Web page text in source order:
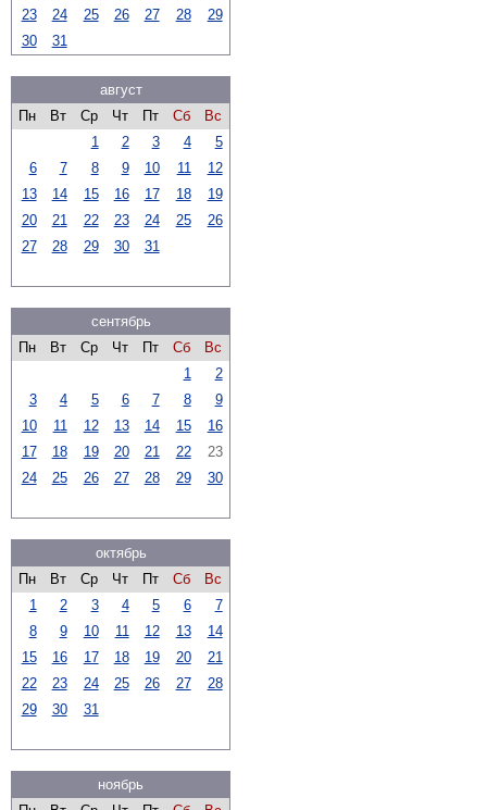
23
24 25 26 27 28
29
30
31
август
Пн
Вт Ср Чт Пт Сб
Вс
1
2 3 4
5
6
7 8 9 10 11
12
13
14 15 16 17 18
19
20
21 22 23 24 25
26
27
28 29 30 31
сентябрь
Пн
Вт Ср Чт Пт Сб
Вс
1
2
3
4 5 6 7 8
9
10
11 12 13 14 15
16
17
18 19 20 21 22
23
24
25 26 27 28 29 30
октябрь
Пн
Вт Ср Чт Пт Сб
Вс
1
2 3 4 5 6
7
8
9 10 11 12 13
14
15
16 17 18 19 20
21
22
23 24 25 26 27
28
29
30 31
ноябрь